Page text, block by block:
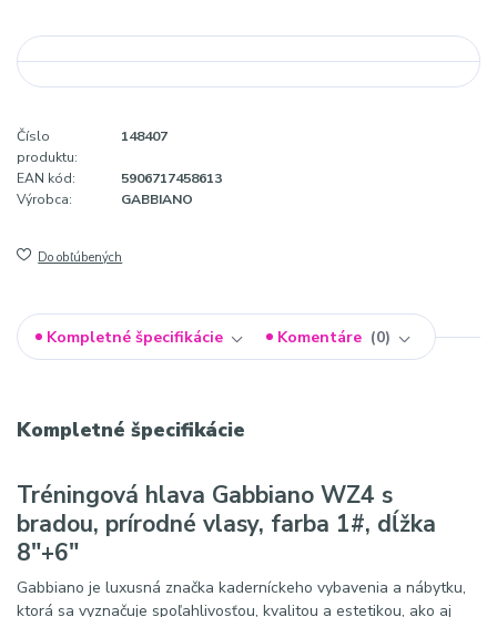
Číslo
produktu:
148407
EAN kód:
5906717458613
Výrobca:
GABBIANO
Do obľúbených
Kompletné špecifikácie Komentáre 0
Kompletné špecifikácie
Tréningová hlava Gabbiano WZ4 s
bradou, prírodné vlasy, farba 1#, dĺžka
8"+6"
Gabbiano je luxusná značka kaderníckeho vybavenia a nábytku,
ktorá sa vyznačuje spoľahlivosťou, kvalitou a estetikou, ako aj